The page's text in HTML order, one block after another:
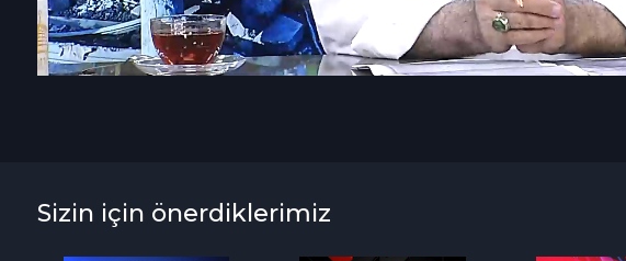
Sizin için önerdiklerimiz